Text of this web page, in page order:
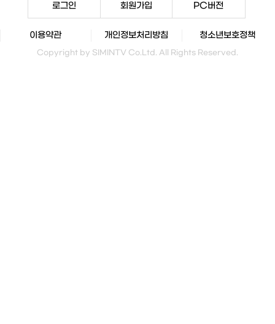
로그인 회원가입 PC버전
이용약관 개인정보처리방침 청소년보호정책
Copyright by SIMINTV Co.Ltd. All Rights Reserved.